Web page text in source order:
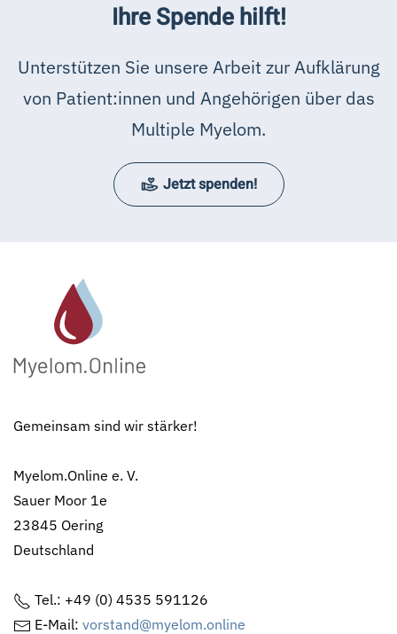
Ihre Spende hilft!
Unterstützen Sie unsere Arbeit zur Aufklärung
von Patient:innen und Angehörigen über das
Multiple Myelom.
Jetzt spenden!
Gemeinsam sind wir stärker!
Myelom.Online e. V.
Sauer Moor 1e
23845 Oering
Deutschland
Tel.: +49 (0) 4535 591126
E-Mail: vorstand@myelom.online